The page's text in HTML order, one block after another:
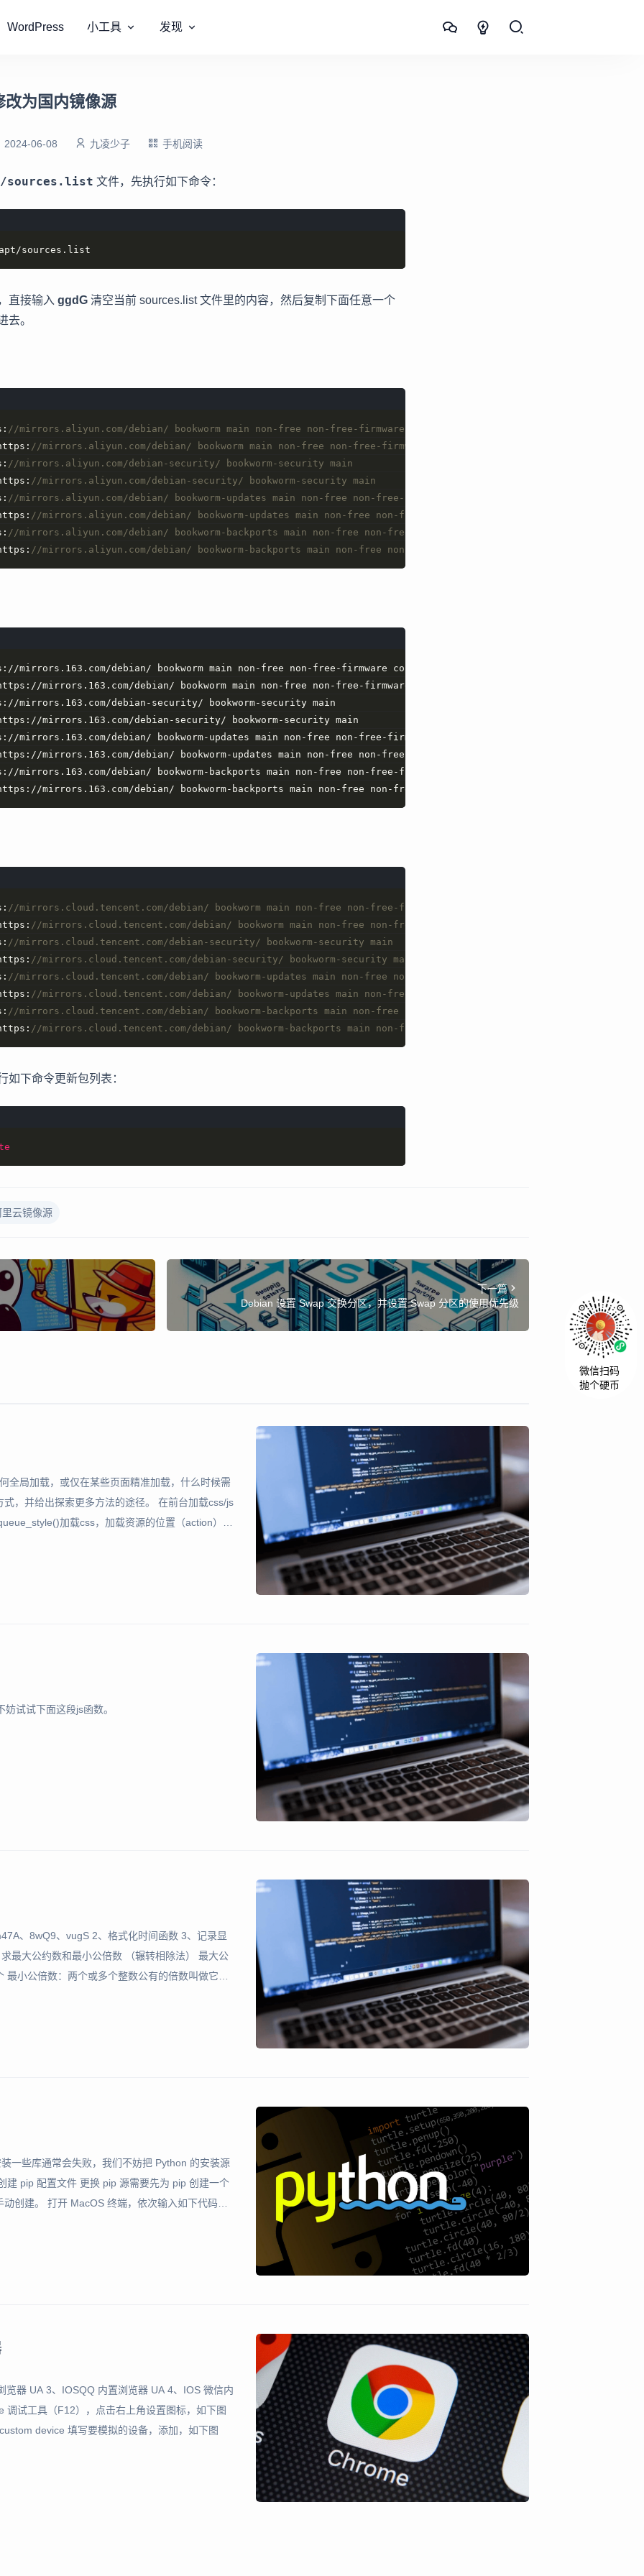
WordPress 小工具 发现
为国内镜像源
2024-06-08 九凌少子 手机阅读
sources.list 文件，先执行如下命令：
sources.list
直接输入 ggdG 清空当前 sources.list 文件里的内容，然后复制下面任意一个
去。
//mirrors.aliyun.com/debian/ bookworm main non-free non-free-firmware contrib
//mirrors.aliyun.com/debian/ bookworm main non-free non-free-firmware contrib
//mirrors.aliyun.com/debian-security/ bookworm-security main
//mirrors.aliyun.com/debian-security/ bookworm-security main
//mirrors.aliyun.com/debian/ bookworm-updates main non-free non-free-firmware contrib
//mirrors.aliyun.com/debian/ bookworm-updates main non-free non-free-firmware contrib
//mirrors.aliyun.com/debian/ bookworm-backports main non-free non-free-firmware contrib
//mirrors.aliyun.com/debian/ bookworm-backports main non-free non-free-firmware contrib
mirrors.163.com/debian/ bookworm main non-free non-free-firmware contrib
mirrors.163.com/debian/ bookworm main non-free non-free-firmware contrib
mirrors.163.com/debian-security/ bookworm-security main
mirrors.163.com/debian-security/ bookworm-security main
mirrors.163.com/debian/ bookworm-updates main non-free non-free-firmware contrib
mirrors.163.com/debian/ bookworm-updates main non-free non-free-firmware contrib
mirrors.163.com/debian/ bookworm-backports main non-free non-free-firmware contrib
mirrors.163.com/debian/ bookworm-backports main non-free non-free-firmware contrib
//mirrors.cloud.tencent.com/debian/ bookworm main non-free non-free-firmware contrib
//mirrors.cloud.tencent.com/debian/ bookworm main non-free non-free-firmware contrib
//mirrors.cloud.tencent.com/debian-security/ bookworm-security main
//mirrors.cloud.tencent.com/debian-security/ bookworm-security main
//mirrors.cloud.tencent.com/debian/ bookworm-updates main non-free non-free-firmware contrib
//mirrors.cloud.tencent.com/debian/ bookworm-updates main non-free non-free-firmware contrib
//mirrors.cloud.tencent.com/debian/ bookworm-backports main non-free non-free-firmware contrib
//mirrors.cloud.tencent.com/debian/ bookworm-backports main non-free non-free-firmware contrib
如下命令更新包列表：
里云镜像源
下一篇
Debian 设置 Swap 交换分区，并设置 Swap 分区的使用优先级
全局加载，或仅在某些页面精准加载，什么时候需
，并给出探索更多方法的途径。 在前台加载css/js
加载css，加载资源的位置（action）只
试试下面这段js函数。
、8wQ9、vugS 2、格式化时间函数 3、记录显
最大公约数和最小公倍数 （辗转相除法） 最大公
小公倍数：两个或多个整数公有的倍数叫做它们
一些库通常会失败，我们不妨把 Python 的安装源
建 pip 配置文件 更换 pip 源需要先为 pip 创建一个
创建。 打开 MacOS 终端，依次输入如下代码：
器 UA 3、IOSQQ 内置浏览器 UA 4、IOS 微信内
试工具（F12），点击右上角设置图标，如下图
device 填写要模拟的设备，添加，如下图
微信扫码
抛个硬币